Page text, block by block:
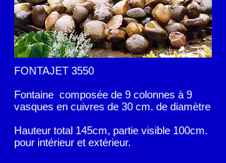
FONTAJET 3550
Fontaine composée de 9 colonnes à 9
vasques en cuivres de 30 cm. de diamètre
Hauteur total 145cm, partie visible 100cm.
pour intérieur et extérieur.